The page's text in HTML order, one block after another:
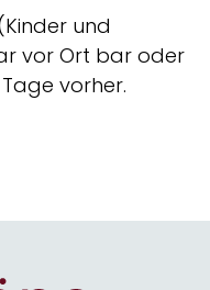
und
vor Ort bar oder
vorher.